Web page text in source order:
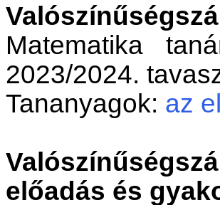
Matematika
2023/2024.
Tananyagok: az
előadás és